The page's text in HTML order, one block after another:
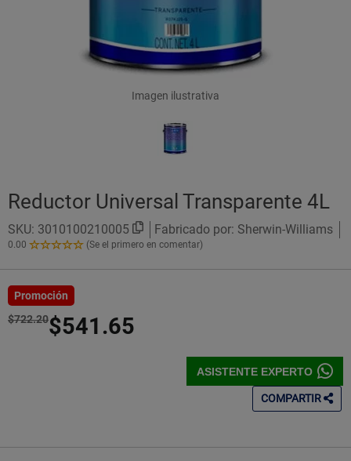
Imagen ilustrativa
Reductor Universal Transparente 4L
SKU: 3010100210005 Fabricado por: Sherwin-Williams
0.00
0.00
Estrellas!
(Se el primero en comentar)
Promoción
$722.20$541.65
ASISTENTE EXPERTO
COMPARTIR